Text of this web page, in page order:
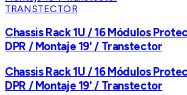
TRANSTECTOR
Chassis Rack 1U / 16 Módulos
DPR / Montaje 19' / Transtector
Chassis Rack 1U / 16 Módulos
DPR / Montaje 19' / Transtector